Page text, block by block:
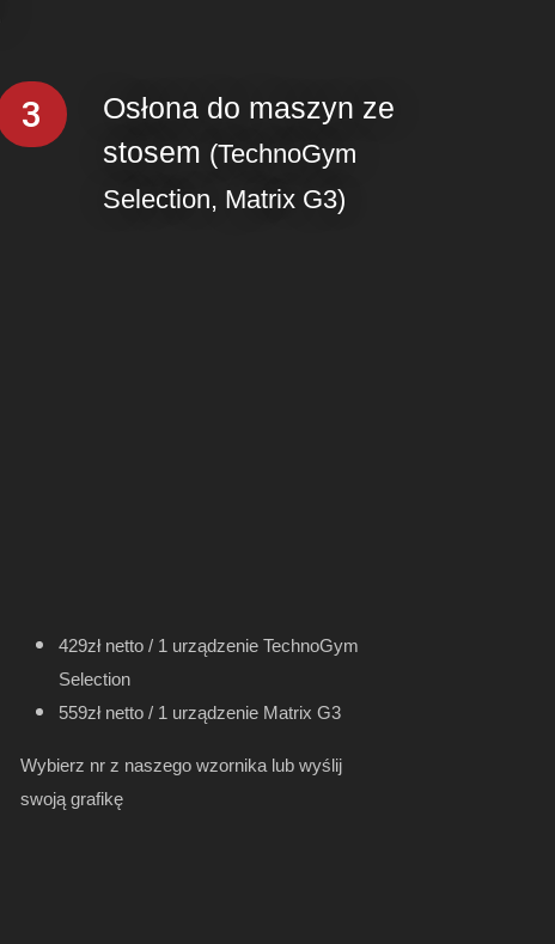
3
Osłona do maszyn ze
stosem (TechnoGym
Selection, Matrix G3)
429zł netto / 1 urządzenie TechnoGym
Selection
559zł netto / 1 urządzenie Matrix G3
Wybierz nr z naszego wzornika lub wyślij
swoją grafikę